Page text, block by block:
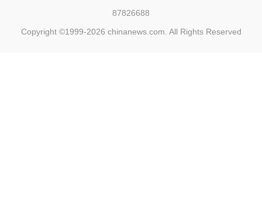
87826688
Copyright ©1999-2026 chinanews.com. All Rights Reserved